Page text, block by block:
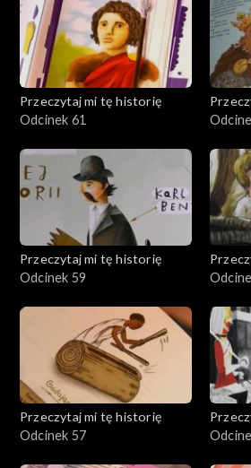
Przeczytaj mi tę historię
Odcinek 61
Przeczytaj mi tę historię
Odcinek 59
Przeczytaj mi tę historię
Odcinek 57